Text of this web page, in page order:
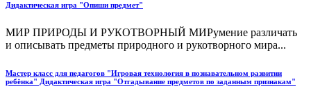
Дидактическая игра "Опиши предмет"
МИР ПРИРОДЫ И РУКОТВОРНЫЙ МИРумение различать
и описывать предметы природного и рукотворного мира...
Мастер класс для педагогов "Игровая технология в познавательном развитии
ребёнка" Дидактическая игра "Отгадывание предметов по заданным признакам"